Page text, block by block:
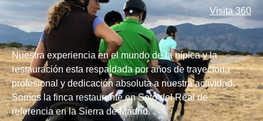
Visita 360
Nuestra experiencia en el mundo de la hípica y la
restauración esta respaldada por años de trayectoria
profesional y dedicación absoluta a nuestra actividad.
Somos la finca restaurante en Soto del Real de
referencia en la Sierra de Madrid.